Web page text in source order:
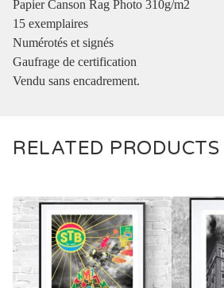
Papier Canson Rag Photo 310g/m2
15 exemplaires
Numérotés et signés
Gaufrage de certification
Vendu sans encadrement.
RELATED PRODUCTS